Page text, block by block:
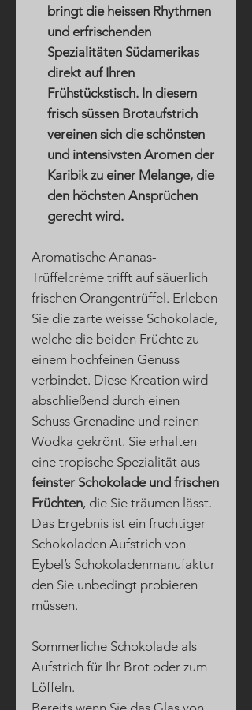
bringt die heissen Rhythmen
und erfrischenden
Spezialitäten Südamerikas
direkt auf Ihren
Frühstückstisch. In diesem
frisch süssen Brotaufstrich
vereinen sich die schönsten
und intensivsten Aromen der
Karibik zu einer Melange, die
den höchsten Ansprüchen
gerecht wird.
Aromatische Ananas-
Trüffelcréme trifft auf säuerlich
frischen Orangentrüffel. Erleben
Sie die zarte weisse Schokolade,
welche die beiden Früchte zu
einem hochfeinen Genuss
verbindet. Diese Kreation wird
abschließend durch einen
Schuss Grenadine und reinen
Wodka gekrönt. Sie erhalten
eine tropische Spezialität aus
feinster Schokolade und frischen
Früchten, die Sie träumen lässt.
Das Ergebnis ist ein fruchtiger
Schokoladen Aufstrich von
Eybel’s Schokoladenmanufaktur
den Sie unbedingt probieren
müssen.
Sommerliche Schokolade als
Aufstrich für Ihr Brot oder zum
Löffeln.